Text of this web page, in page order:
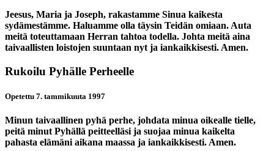
Jeesus, Maria ja Joseph, rakastamme Sinua kaikesta
sydämestämme. Haluamme olla täysin Teidän omiaan. Auta
meitä toteuttamaan Herran tahtoa todella. Johta meitä aina
taivaallisten loistojen suuntaan nyt ja iankaikkisesti. Amen.
Rukoilu Pyhälle Perheelle
Opetettu 7. tammikuuta 1997
Minun taivaallinen pyhä perhe, johdata minua oikealle tielle,
peitä minut Pyhällä peitteelläsi ja suojaa minua kaikelta
pahasta elämäni aikana maassa ja iankaikkisesti. Amen.